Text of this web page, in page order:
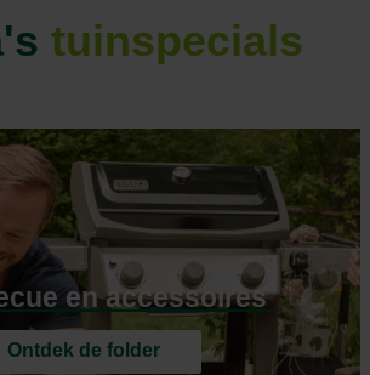
tuinspecials
en accessoires
Ontdek de folder